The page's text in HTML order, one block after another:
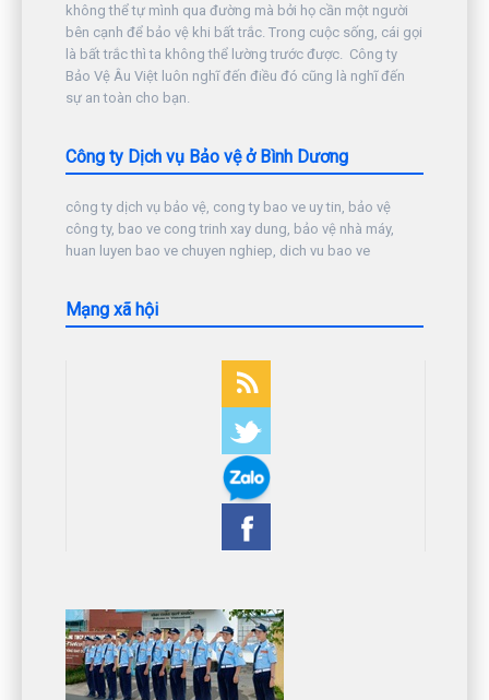
không thể tự mình qua đường mà bởi họ cần một người
bên cạnh để bảo vệ khi bất trắc. Trong cuộc sống, cái gọi
là bất trắc thì ta không thể lường trước được. Công ty
Bảo Vệ Âu Việt luôn nghĩ đến điều đó cũng là nghĩ đến
sự an toàn cho bạn.
Công ty Dịch vụ Bảo vệ ở Bình Dương
công ty dịch vụ bảo vệ, cong ty bao ve uy tin, bảo vệ
công ty, bao ve cong trinh xay dung, bảo vệ nhà máy,
huan luyen bao ve chuyen nghiep, dich vu bao ve
Mạng xã hội